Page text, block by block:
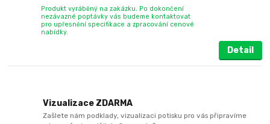
Produkt vyráběný na zakázku. Po dokončení
nezávazné poptávky vás budeme kontaktovat
pro upřesnění specifikace a zpracování cenové
nabídky.
Detail
Vizualizace ZDARMA
Zašlete nám podklady, vizualizaci potisku pro vás připravíme